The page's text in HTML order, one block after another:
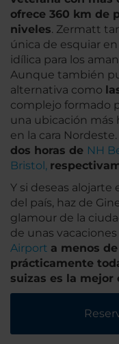
ofrece 360 km de
niveles. Zermatt
única de esquiar
idílica para los
Aunque también
alternativa como
complejo formado
una ubicación más
en la cara Nordeste.
dos horas de NH
Bristol,
Y si deseas
del país, haz de
glamour de la
de unas
Airport a menos de
prácticamente
suizas es la mejor